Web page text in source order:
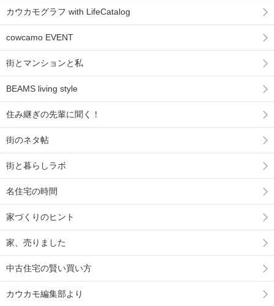
カウカモグラフ with LifeCatalog
cowcamo EVENT
街とマンションと私
BEAMS living style
住み継ぎの先輩に聞く！
街のネタ帖
街と暮らしラボ
名住宅の時間
家づくりのヒント
家、売りました
中古住宅の賢い買い方
カウカモ編集部より